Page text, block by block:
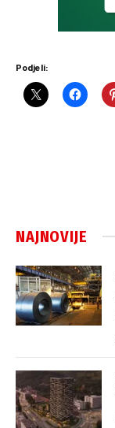
Podjeli:
NAJNOVIJE